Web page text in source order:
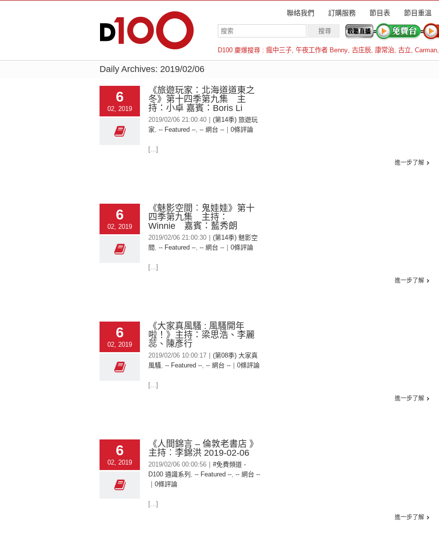
聯絡我們 訂購服務 節目表 節目重溫
D100 慶爆搜尋 : 瘋中三子, 午夜工作者 Benny, 古庄辰, 康常治, 古立, Carman,
羅倫斯
Daily Archives: 2019/02/06
6
02, 2019
《旅遊玩家：北海道道東之
冬》第十四季第九集 主
持：小卓 嘉賓：Boris Li
2019/02/06 21:00:40
(第14季) 旅遊玩
家, -- Featured --, -- 網台 -- 0條評論
[...]
進一步了解
6
02, 2019
《魅影空間︰鬼娃娃》第十
四季第九集 主持：
Winnie 嘉賓：藍秀朗
2019/02/06 21:00:30
(第14季) 魅影空
間 , -- Featured --, -- 網台 -- 0條評論
[...]
進一步了解
6
02, 2019
《大家真風騷 : 風騷開年
啦！》主持：梁思浩、李麗
蕊、陳彥行
2019/02/06 10:00:17
(第08季) 大家真
風騷, -- Featured --, -- 網台 -- 0條評論
[...]
進一步了解
6
02, 2019
《人間錦言 – 倫敦老書店 》
主持︰李錦洪 2019-02-06
2019/02/06 00:00:56
#免費頻道 -
D100 通識系列 , -- Featured --, -- 網台 --
0條評論
[...]
進一步了解